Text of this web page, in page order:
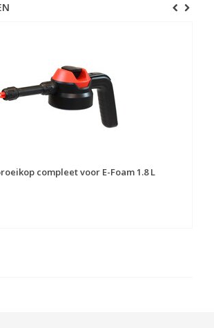
compleet voor E-Foam 1.8 L